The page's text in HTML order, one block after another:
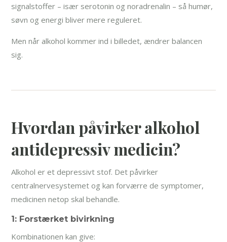
signalstoffer – især serotonin og noradrenalin – så humør,
søvn og energi bliver mere reguleret.
Men når alkohol kommer ind i billedet, ændrer balancen
sig.
Hvordan påvirker alkohol
antidepressiv medicin?
Alkohol er et depressivt stof. Det påvirker
centralnervesystemet og kan forværre de symptomer,
medicinen netop skal behandle.
1: Forstærket bivirkning
Kombinationen kan give: